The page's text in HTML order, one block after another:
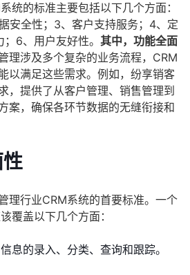
统的标准主要包括以下几个方面：
安全性；3、客户支持服务；4、定
6、用户友好性。 其中，功能全面
理涉及多个复杂的业务流程，CRM
以满足这些需求。例如，纷享销客
，提供了从客户管理、销售管理到
案，确保各环节数据的无缝衔接和
理行业CRM系统的首要标准。一个
覆盖以下几个方面：
息的录入、分类、查询和跟踪。